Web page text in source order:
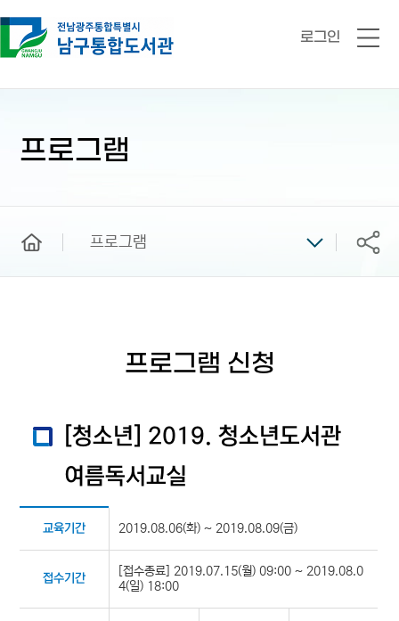
로그인
전
프로그램
프로그램 공유
프로그램 신청
[청소년] 2019. 청소년도서관
여름독서교실
교육기간 2019.08.06(화) ~ 2019.08.09(금)
접수기간
[접수종료] 2019.07.15(월) 09:00 ~ 2019.08.0
4(일) 18:00